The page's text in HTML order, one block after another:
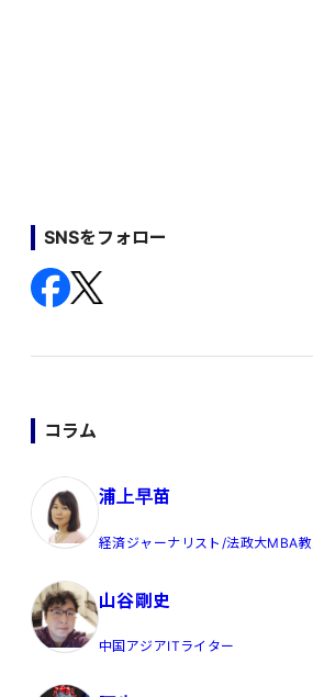
SNSをフォロー
コラム
浦上早苗
経済ジャーナリスト/法政大MBA
山谷剛史
中国アジアITライター